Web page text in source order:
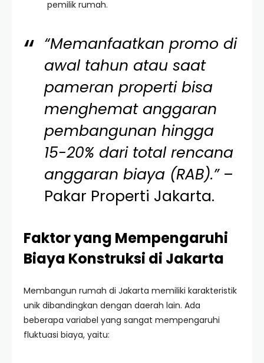
pemilik rumah.
“Memanfaatkan promo di
awal tahun atau saat
pameran properti bisa
menghemat anggaran
pembangunan hingga
15-20% dari total rencana
anggaran biaya (RAB).”–
Pakar Properti Jakarta.
Faktor yang Mempengaruhi
Biaya Konstruksi di Jakarta
Membangun rumah di Jakarta memiliki karakteristik
unik dibandingkan dengan daerah lain. Ada
beberapa variabel yang sangat mempengaruhi
fluktuasi biaya, yaitu: